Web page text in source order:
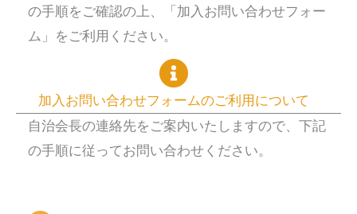
の手順をご確認の上、「加入お問い合わせフォー
ム」をご利用ください。
加入お問い合わせフォームのご利用について
自治会長の連絡先をご案内いたしますので、下記
の手順に従ってお問い合わせください。